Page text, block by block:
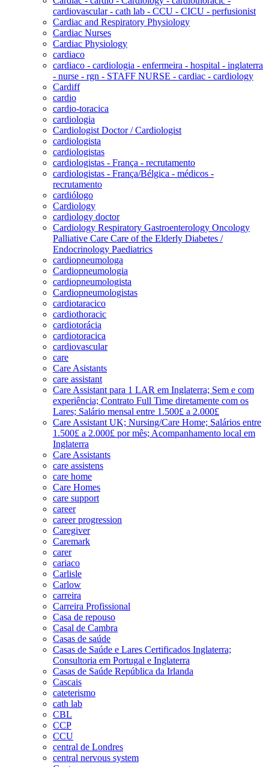
cardiovascular - cath lab - CCU - CICU - perfusionist
Cardiac and Respiratory Physiology
Cardiac Nurses
Cardiac Physiology
cardiaco
cardiaco - cardiologia - enfermeira - hospital - inglaterra
- nurse - rgn - STAFF NURSE - cardiac - cardiology
Cardiff
cardio
cardio-toracica
cardiologia
Cardiologist Doctor / Cardiologist
cardiologista
cardiologistas
cardiologistas - França - recrutamento
cardiologistas - França/Bélgica - médicos -
recrutamento
cardiólogo
Cardiology
cardiology doctor
Cardiology Respiratory Gastroenterology Oncology
Palliative Care Care of the Elderly Diabetes /
Endocrinology Paediatrics
cardiopneumologa
Cardiopneumologia
cardiopneumologista
Cardiopneumologistas
cardiotaracico
cardiothoracic
cardiotorácia
cardiotoracica
cardiovascular
care
Care Asistants
care assistant
Care Assistant para 1 LAR em Inglaterra; Sem e com
experiência; Contrato Full Time diretamente com os
Lares; Salário mensal entre 1.500£ a 2.000£
Care Assistant UK; Nursing/Care Home; Salários entre
1.500£ a 2.000£ por mês; Acompanhamento local em
Inglaterra
Care Assistants
care assistens
care home
Care Homes
care support
career
career progression
Caregiver
Caremark
carer
cariaco
Carlisle
Carlow
carreira
Carreira Profissional
Casa de repouso
Casal de Cambra
Casas de saúde
Casas de Saúde e Lares Certificados Inglaterra;
Consultoria em Portugal e Inglaterra
Casas de Saúde República da Irlanda
Cascais
cateterismo
cath lab
CBL
CCP
CCU
central de Londres
central nervous system